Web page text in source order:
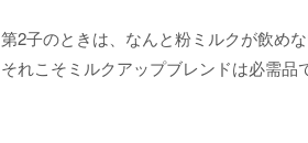
第2子のときは、なんと粉ミルクが飲め
それこそミルクアップブレンドは必需品